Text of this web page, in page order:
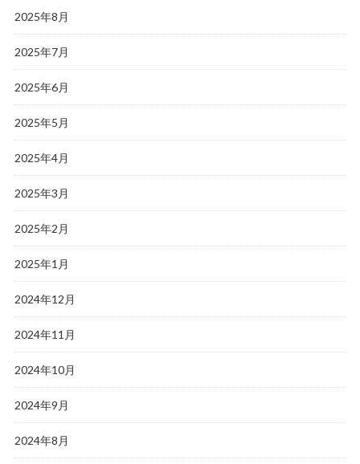
2025年8月
2025年7月
2025年6月
2025年5月
2025年4月
2025年3月
2025年2月
2025年1月
2024年12月
2024年11月
2024年10月
2024年9月
2024年8月